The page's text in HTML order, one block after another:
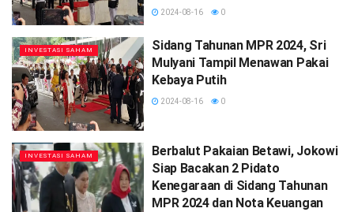
2024-08-16 0
INVESTASI SAHAM
Sidang Tahunan MPR 2024, Sri
Mulyani Tampil Menawan Pakai
Kebaya Putih
2024-08-16 0
INVESTASI SAHAM
Berbalut Pakaian Betawi, Jokowi
Siap Bacakan 2 Pidato
Kenegaraan di Sidang Tahunan
MPR 2024 dan Nota Keuangan